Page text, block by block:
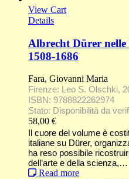
View Cart
Details
Albrecht Dürer
1508-1686
Fara, Giovanni Maria
Firenze: Leo S. Olschki,
ISBN: 9788822262974
Stato: Disponibilità da
58,00 €
Il cuore del volume è
italiane su Dürer,
ha reso possibile
dell’arte e della scienza,…
Read more